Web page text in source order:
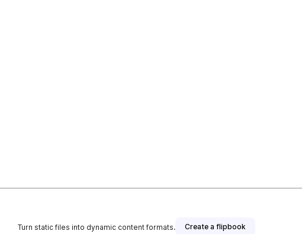
Turn static files into dynamic content formats. Create a flipbook